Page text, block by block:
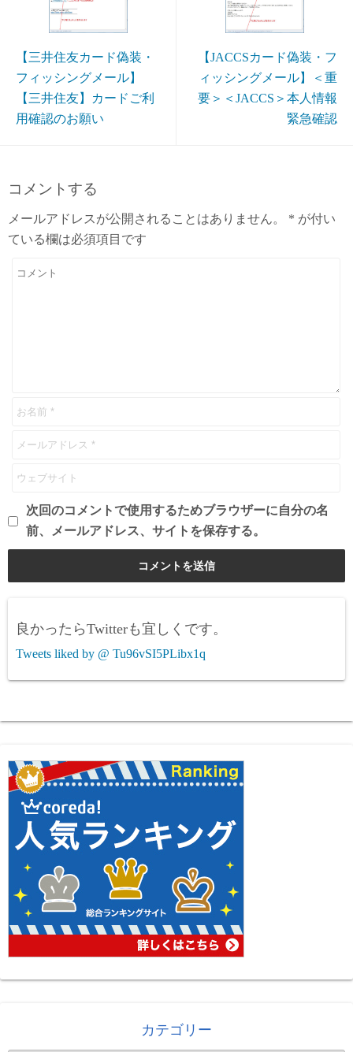
【三井住友カード偽装・
フィッシングメール】
【三井住友】カードご利
用確認のお願い
【JACCSカード偽装・フ
ィッシングメール】＜重
要＞＜JACCS＞本人情報
緊急確認
コメントする
メールアドレスが公開されることはありません。 * が付い
ている欄は必須項目です
次回のコメントで使用するためブラウザーに自分の名
前、メールアドレス、サイトを保存する。
良かったらTwitterも宜しくです。
Tweets liked by @ Tu96vSI5PLibx1q
カテゴリー